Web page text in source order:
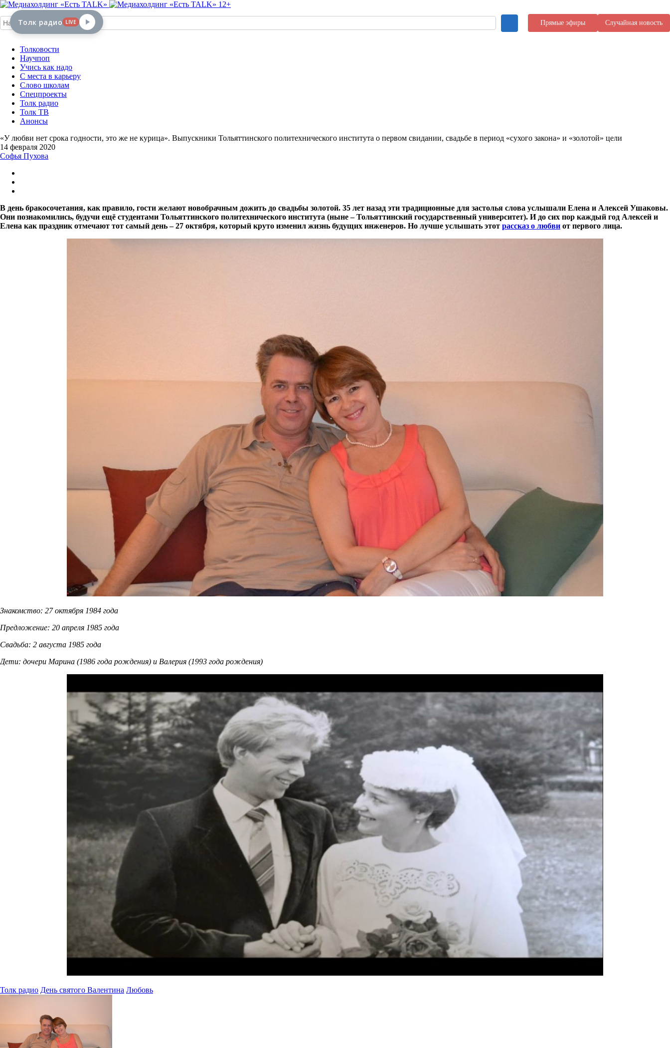
12+
Прямые эфиры Случайная новость
Толковости
Научпоп
Учись как надо
С места в карьеру
Слово школам
Спецпроекты
Толк радио
Толк ТВ
Анонсы
«У любви нет срока годности, это же не курица». Выпускники Тольяттинского политехнического института о первом свидании, свадьбе в период «сухого закона» и «золотой» цели
14 февраля 2020
Софья Пухова
В день бракосочетания, как правило, гости желают новобрачным дожить до свадьбы золотой. 35 лет назад эти традиционные для застолья слова услышали Елена и Алексей Ушаковы.
Они познакомились, будучи ещё студентами Тольяттинского политехнического института (ныне – Тольяттинский государственный университет). И до сих пор каждый год Алексей и
Елена как праздник отмечают тот самый день – 27 октября, который круто изменил жизнь будущих инженеров. Но лучше услышать этот рассказ о любви от первого лица.
Знакомство: 27 октября 1984 года
Предложение: 20 апреля 1985 года
Свадьба: 2 августа 1985 года
Дети: дочери Марина (1986 года рождения) и Валерия (1993 года рождения)
Толк радио День святого Валентина Любовь
Толк радио LIVE